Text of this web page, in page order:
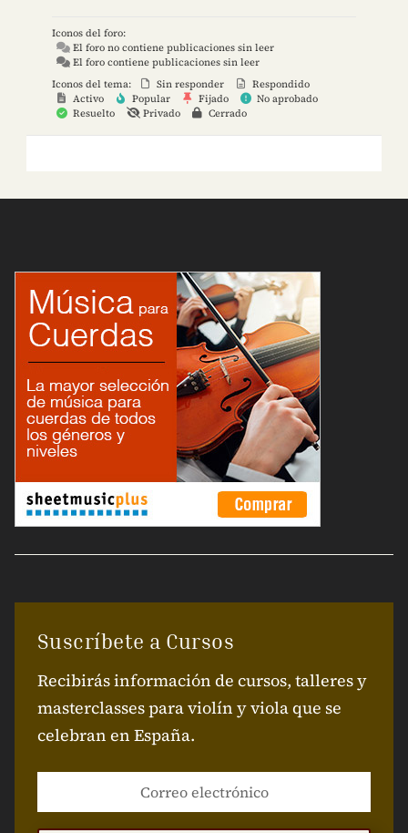
Iconos del foro:
El foro no contiene publicaciones sin leer
El foro contiene publicaciones sin leer
Iconos del tema:
Sin responder
Respondido
Activo
Popular Fijado
No aprobado
Resuelto
Privado Cerrado
Suscríbete a Cursos
Recibirás información de cursos, talleres y
masterclasses para violín y viola que se
celebran en España.